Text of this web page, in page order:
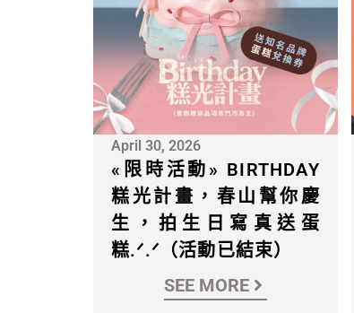
April 30, 2026
«限時活動» BIRTHDAY
糕光計畫，春山幫你慶
生，拍生日寫真送蛋
糕.ᐟ.ᐟ（活動已結束）
SEE MORE